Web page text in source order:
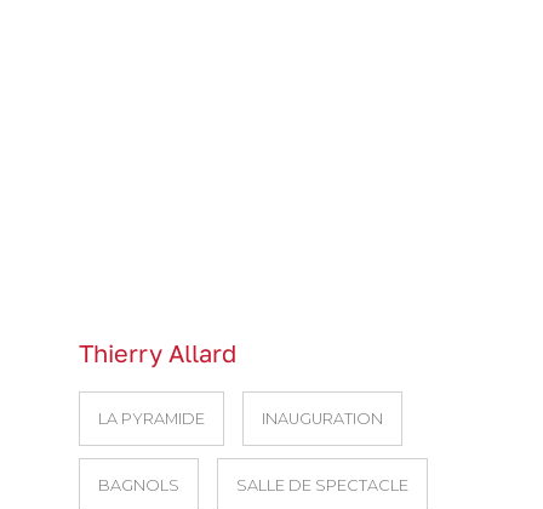
Thierry Allard
LA PYRAMIDE INAUGURATION
BAGNOLS SALLE DE SPECTACLE